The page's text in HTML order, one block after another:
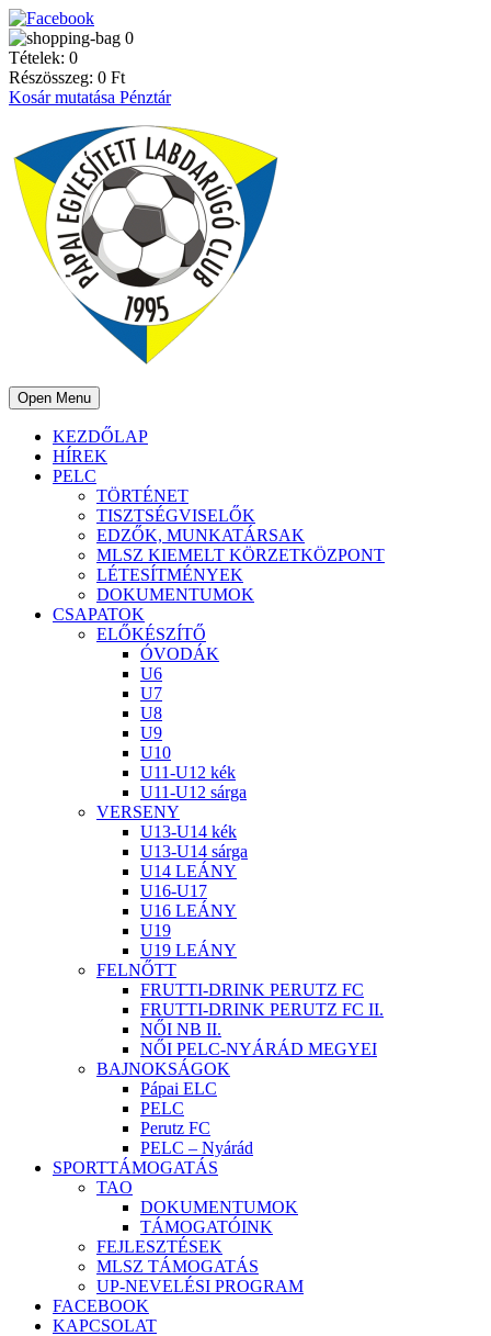
0
Tételek: 0
Részösszeg: 0 Ft
Kosár mutatása Pénztár
Open Menu
KEZDŐLAP
HÍREK
PELC
TÖRTÉNET
TISZTSÉGVISELŐK
EDZŐK, MUNKATÁRSAK
MLSZ KIEMELT KÖRZETKÖZPONT
LÉTESÍTMÉNYEK
DOKUMENTUMOK
CSAPATOK
ELŐKÉSZÍTŐ
ÓVODÁK
U6
U7
U8
U9
U10
U11-U12 kék
U11-U12 sárga
VERSENY
U13-U14 kék
U13-U14 sárga
U14 LEÁNY
U16-U17
U16 LEÁNY
U19
U19 LEÁNY
FELNŐTT
FRUTTI-DRINK PERUTZ FC
FRUTTI-DRINK PERUTZ FC II.
NŐI NB II.
NŐI PELC-NYÁRÁD MEGYEI
BAJNOKSÁGOK
Pápai ELC
PELC
Perutz FC
PELC – Nyárád
SPORTTÁMOGATÁS
TAO
DOKUMENTUMOK
TÁMOGATÓINK
FEJLESZTÉSEK
MLSZ TÁMOGATÁS
UP-NEVELÉSI PROGRAM
FACEBOOK
KAPCSOLAT